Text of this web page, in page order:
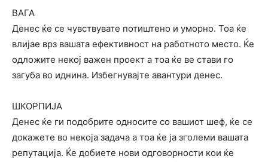
ВАГА
Денес ќе се чувствувате потиштено и уморно. Тоа ќе
влијае врз вашата ефективност на работното место. Ќе
одложите некој важен проект а тоа ќе ве стави го
загуба во иднина. Избегнувајте авантури денес.
ШКОРПИЈА
Денес ќе ги подобрите односите со вашиот шеф, ќе се
докажете во некоја задача а тоа ќе ја зголеми вашата
репутација. Ќе добиете нови одговорности кои ќе